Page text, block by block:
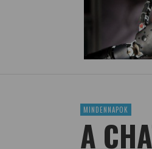
MINDENNAPOK
A